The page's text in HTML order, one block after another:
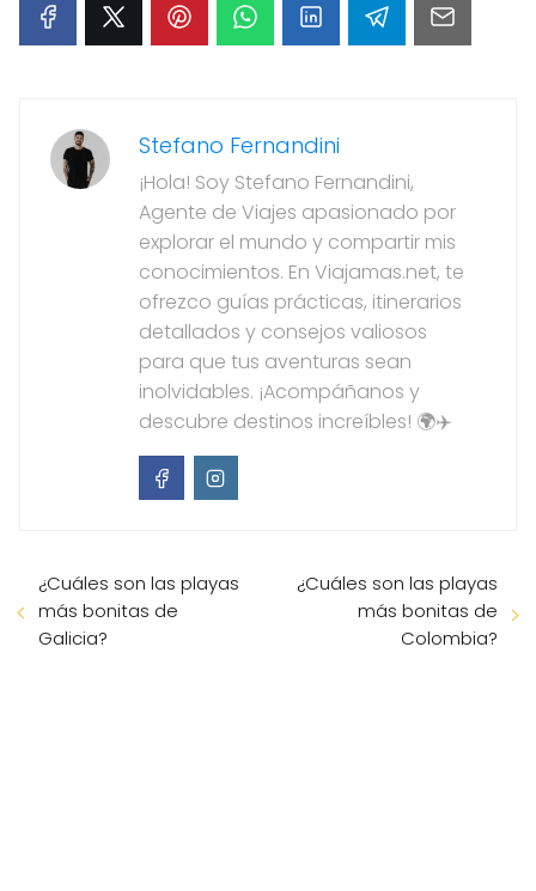
Stefano Fernandini
¡Hola! Soy Stefano Fernandini,
Agente de Viajes apasionado por
explorar el mundo y compartir mis
conocimientos. En Viajamas.net, te
ofrezco guías prácticas, itinerarios
detallados y consejos valiosos
para que tus aventuras sean
inolvidables. ¡Acompáñanos y
descubre destinos increíbles! 🌍✈️
¿Cuáles son las playas
más bonitas de
Galicia?
¿Cuáles son las playas
más bonitas de
Colombia?